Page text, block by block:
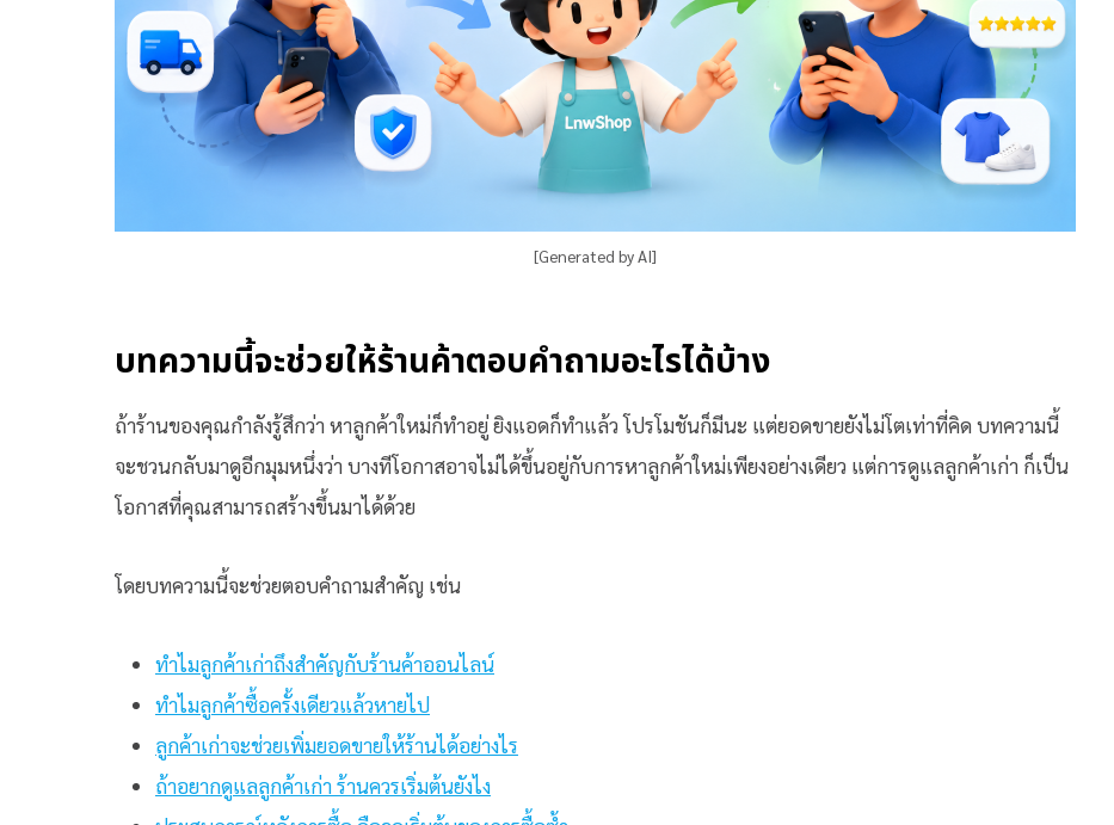
[Generated by AI]
บทความนี้จะช่วยให้ร้านค้าตอบคำถามอะไรได้บ้าง
ถ้าร้านของคุณกำลังรู้สึกว่า หาลูกค้าใหม่ก็ทำอยู่ ยิงแอดก็ทำแล้ว โปรโมชันก็มีนะ แต่ยอดขายยังไม่โตเท่าที่คิด บทความนี้
จะชวนกลับมาดูอีกมุมหนึ่งว่า บางทีโอกาสอาจไม่ได้ขึ้นอยู่กับการหาลูกค้าใหม่เพียงอย่างเดียว แต่การดูแลลูกค้าเก่า ก็เป็น
โอกาสที่คุณสามารถสร้างขึ้นมาได้ด้วย
โดยบทความนี้จะช่วยตอบคำถามสำคัญ เช่น
ทำไมลูกค้าเก่าถึงสำคัญกับร้านค้าออนไลน์
ทำไมลูกค้าซื้อครั้งเดียวแล้วหายไป
ลูกค้าเก่าจะช่วยเพิ่มยอดขายให้ร้านได้อย่างไร
ถ้าอยากดูแลลูกค้าเก่า ร้านควรเริ่มต้นยังไง